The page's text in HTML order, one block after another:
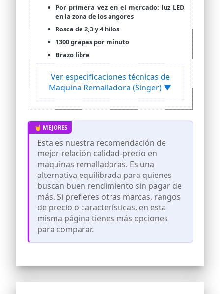
Por primera vez en el mercado: luz LED
en la zona de los angores
Rosca de 2,3 y 4 hilos
1300 grapas por minuto
Brazo libre
Ver especificaciones técnicas de
Maquina Remalladora (Singer) ▼
Esta es nuestra recomendación de
mejor relación calidad-precio en
maquinas remalladoras. Es una
alternativa equilibrada para quienes
buscan buen rendimiento sin pagar de
más. Si prefieres otras marcas, rangos
de precio o características, en esta
misma página tienes más opciones
para comparar.